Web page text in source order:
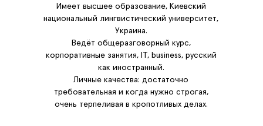
Имеет высшее образование, Киевский
национальный лингвистический университет,
Украина.
Ведёт общеразговорный курс,
корпоративные занятия, IT, business, русский
как иностранный.
Личные качества: достаточно
требовательная и когда нужно строгая,
очень терпеливая в кропотливых делах.